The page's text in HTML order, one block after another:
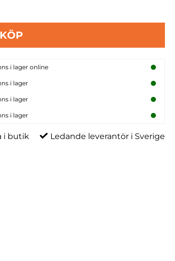
KÖP
i lager online
i lager
i lager
i lager
i butik Ledande leverantör i Sverige